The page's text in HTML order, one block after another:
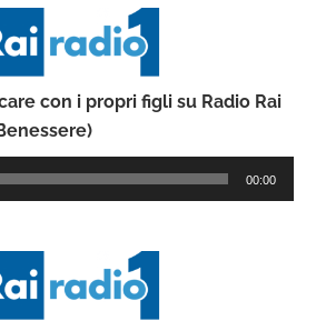
con i propri figli su Radio Rai
00:00